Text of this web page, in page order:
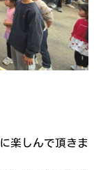
楽しんで頂きま